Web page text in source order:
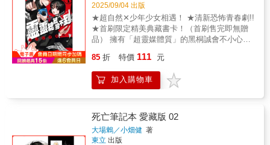
2025/09/04 出版
★超自然✕少年少女相遇！ ★清新恐怖青春劇!!
★首刷限定精美典藏書卡！（首刷售完即無贈
品） 擁有「超靈媒體質」的黑桐誠會不小心吸
自然研究社的橘美知留相遇後，世界便開始產
生變化──被靈體追趕的少年，與追逐靈體的少
女所展開的清新恐怖青春劇，就此開幕!!©
85 折 特價 111 元
加入購物車
死亡筆記本 愛藏版 02
大場鶇／小畑健 著
東立 出版